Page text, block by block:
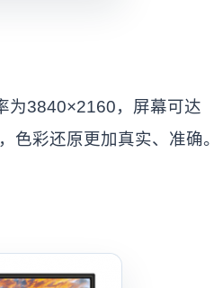
为3840×2160，屏幕可达
彩还原更加真实、准确。